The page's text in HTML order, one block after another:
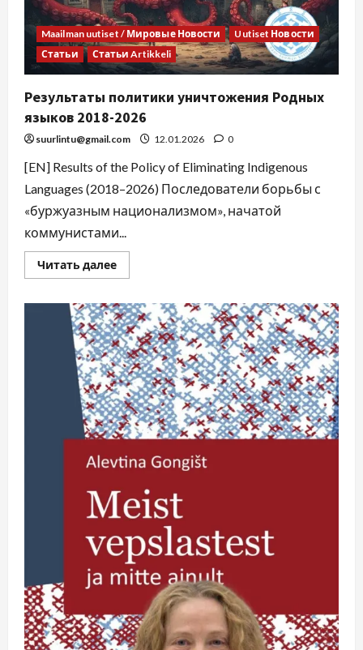
Maailman uutiset / Мировые Новости
Uutiset Новости
Статьи
Статьи Artikkeli
Результаты политики уничтожения Родных
языков 2018-2026
suurlintu@gmail.com 12.01.2026 0
[EN] Results of the Policy of Eliminating Indigenous
Languages (2018–2026) Последователи борьбы с
«буржуазным национализмом», начатой
коммунистами...
Читать далее